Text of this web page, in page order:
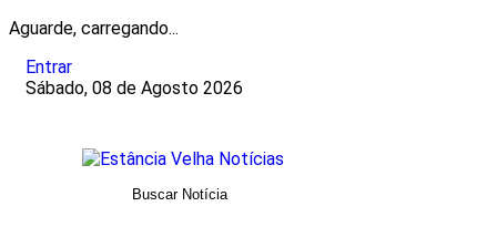
Aguarde, carregando...
Entrar
Sábado, 08 de Agosto 2026